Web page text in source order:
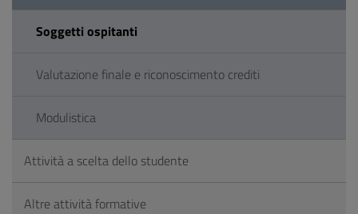
Soggetti ospitanti
Valutazione finale e riconoscimento crediti
Modulistica
Attività a scelta dello studente
Altre attività formative